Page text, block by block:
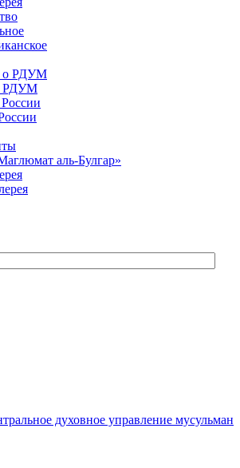
о РДУМ
РДУМ
аль-Булгар»
духовное управление мусульман